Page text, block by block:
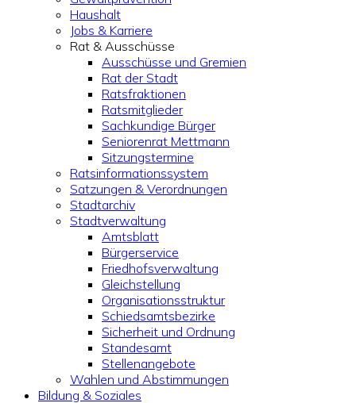
Haushalt
Jobs & Karriere
Rat & Ausschüsse
Ausschüsse und Gremien
Rat der Stadt
Ratsfraktionen
Ratsmitglieder
Sachkundige Bürger
Seniorenrat Mettmann
Sitzungstermine
Ratsinformationssystem
Satzungen & Verordnungen
Stadtarchiv
Stadtverwaltung
Amtsblatt
Bürgerservice
Friedhofsverwaltung
Gleichstellung
Organisationsstruktur
Schiedsamtsbezirke
Sicherheit und Ordnung
Standesamt
Stellenangebote
Wahlen und Abstimmungen
Bildung & Soziales